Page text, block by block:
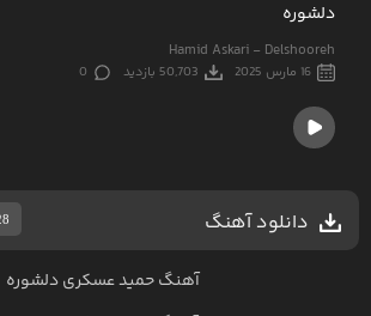
دلشوره
Hamid Askari - Delshooreh
16 مارس 2025 50,703 بازدید 0
دانلود آهنگ
آهنگ حمید عسکری دلشوره